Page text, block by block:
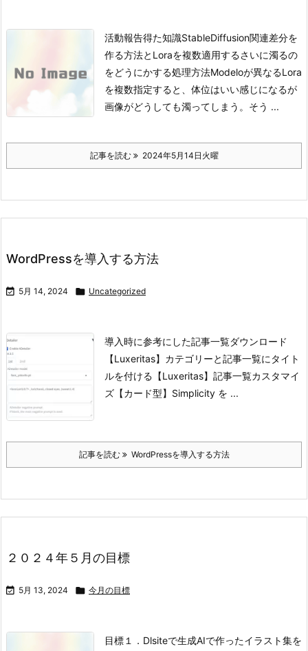
活動報告得た知識StableDiffusion関連差分を
作る方法とLoraを複数適用するさいに濁るの
をどうにかする処理方法Modeloが異なるLora
を複数指定すると、体位はいい感じになるが
画像がどうしても濁ってしまう。 そう ...
記事を読む 2024年5月14日火曜
WordPressを導入する方法
 5月 14, 2024  Uncategorized
導入時に参考にした記事一覧ダウンロード
【Luxeritas】カテゴリーと記事一覧にタイト
ルを付ける 【Luxeritas】記事一覧カスタマイ
ズ【カード型】 Simplicity を ...
記事を読む WordPressを導入する方法
２０２４年５月の目標
 5月 13, 2024  今月の目標
目標１．Dlsiteで生成AIで作ったイラスト集を